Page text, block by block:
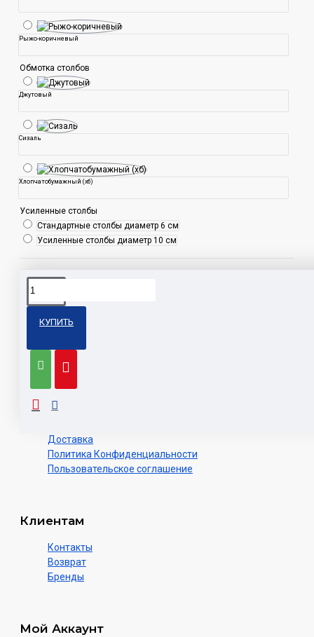
Рыжо-коричневый
Обмотка столбов
Джутовый
Сизаль
Хлопчатобумажный (хб)
Усиленные столбы
Стандартные столбы диаметр 6 см
Усиленные столбы диаметр 10 см
КУПИТЬ
Качели
О нас
Доставка
Политика Конфиденциальности
Пользовательское соглашение
Клиентам
Контакты
Возврат
Бренды
Мой Аккаунт